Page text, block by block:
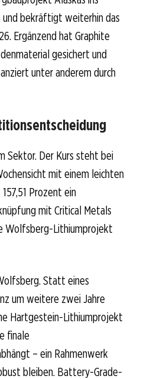
und bekräftigt weiterhin das
Ergänzend hat Graphite
gesichert und
unter anderem durch
Sektor. Der Kurs steht bei
mit einem leichten
Prozent ein
mit Critical Metals
Wolfsberg-Lithiumprojekt
Statt eines
um weitere zwei Jahre
Hartgestein-Lithiumprojekt
finale
– ein Rahmenwerk
bleiben. Battery-Grade-